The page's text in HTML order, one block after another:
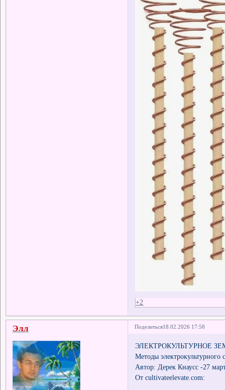
+2
Поделиться18.02.2026 17:58
Элл
ЭЛЕКТРОКУЛЬТУРНОЕ
Методы
Автор: Дерек Кнаусс -27
От cultivateelevate.com: